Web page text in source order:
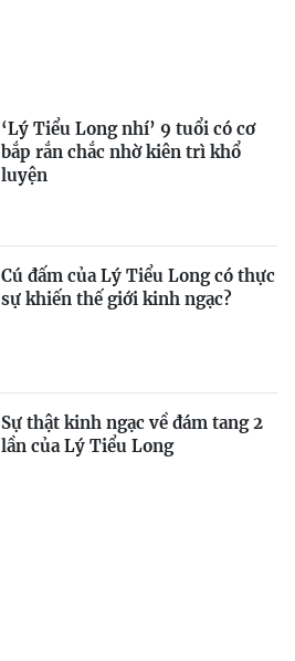
‘Lý Tiểu Long nhí’ 9 tuổi có cơ
bắp rắn chắc nhờ kiên trì khổ
luyện
Cú đấm của Lý Tiểu Long có thực
sự khiến thế giới kinh ngạc?
Sự thật kinh ngạc về đám tang 2
lần của Lý Tiểu Long